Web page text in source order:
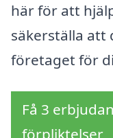
här för att
säkerställa att
företaget för
Få 3
förpliktelser